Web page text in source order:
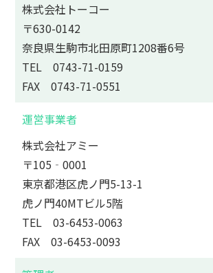
株式会社トーコー
〒630-0142
奈良県生駒市北田原町1208番6号
TEL0743-71-0159
FAX 0743-71-0551
運営事業者
株式会社アミー
〒105‐0001
東京都港区虎ノ門5-13-1
虎ノ門40MTビル5階
TEL03-6453-0063
FAX 03-6453-0093